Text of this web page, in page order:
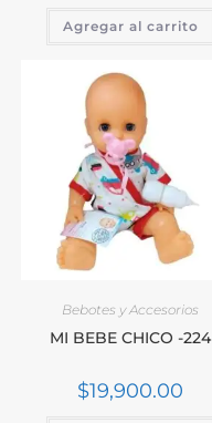
Agregar al carrito
Bebotes y Accesorios
MI BEBE CHICO -224
$19,900.00